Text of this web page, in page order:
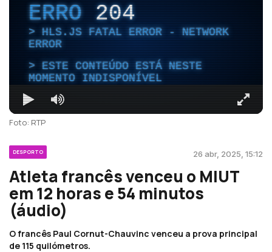
ERRO204
HLS.JS FATAL ERROR - NETWORK
ERROR
ESTE CONTEÚDO ESTÁ NESTE
MOMENTO INDISPONÍVEL
Foto: RTP
DESPORTO 26 abr, 2025, 15:12
Atleta francês venceu o MIUT
em 12 horas e 54 minutos
(áudio)
O francês Paul Cornut-Chauvinc venceu a prova principal
de 115 quilómetros.